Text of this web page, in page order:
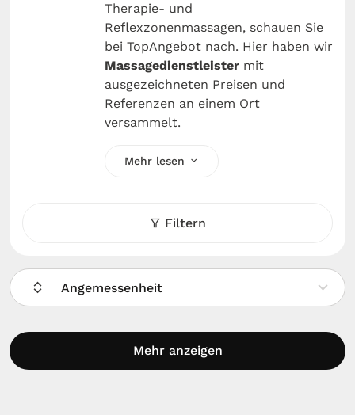
Therapie- und
Reflexzonenmassagen, schauen Sie
bei TopAngebot nach. Hier haben wir
Massagedienstleister mit
ausgezeichneten Preisen und
Referenzen an einem Ort
versammelt.
Mehr lesen
Filtern
Angemessenheit
Mehr anzeigen